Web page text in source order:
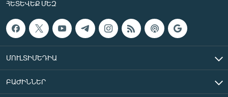
ՀԵՏԵՎԵՔ ՄԵԶ
ՄՈՒԼՏԻՄԵԴԻԱ
ԲԱԺԻՆՆԵՐ